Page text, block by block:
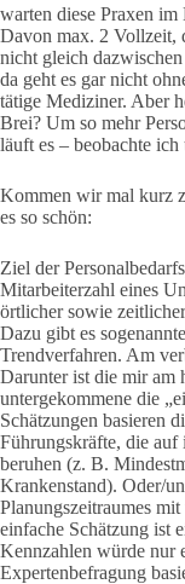
warten diese Praxen
Davon max. 2 Vollzeit,
nicht gleich
da geht es gar nicht
tätige Mediziner. Aber
Brei? Um so mehr
läuft es – beobachte
Kommen wir mal kurz
es so schön:
Ziel der
Mitarbeiterzahl eines
örtlicher sowie
Dazu gibt es
Trendverfahren. Am
Darunter ist die mir am
untergekommene die
Schätzungen basieren
Führungskräfte, die auf
beruhen (z. B.
Krankenstand). Oder/
Planungszeitraumes
einfache Schätzung ist
Kennzahlen würde nur
Expertenbefragung